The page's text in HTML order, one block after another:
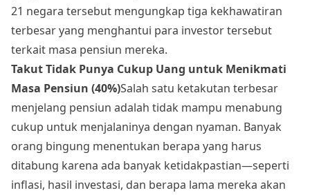
21 negara tersebut mengungkap tiga kekhawatiran
terbesar yang menghantui para investor tersebut
terkait masa pensiun mereka.
Takut Tidak Punya Cukup Uang untuk Menikmati
Masa Pensiun (40%)Salah satu ketakutan terbesar
menjelang pensiun adalah tidak mampu menabung
cukup untuk menjalaninya dengan nyaman. Banyak
orang bingung menentukan berapa yang harus
ditabung karena ada banyak ketidakpastian—seperti
inflasi, hasil investasi, dan berapa lama mereka akan